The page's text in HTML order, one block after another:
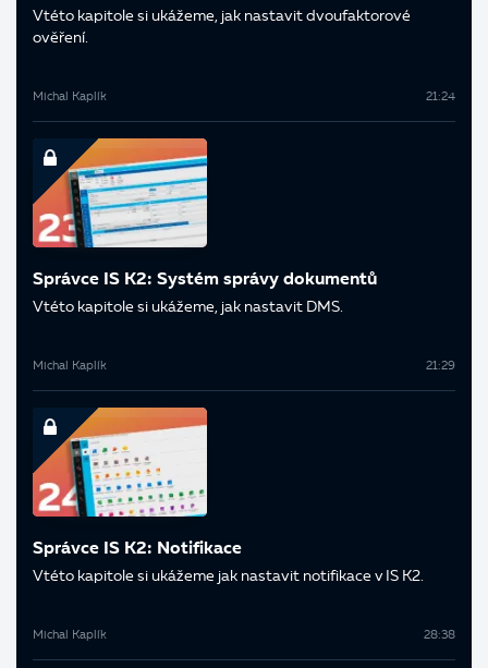
V této kapitole si ukážeme, jak nastavit dvoufaktorové
ověření.
Michal Kaplík 21:24
Správce IS K2: Systém správy dokumentů
V této kapitole si ukážeme, jak nastavit DMS.
Michal Kaplík 21:29
Správce IS K2: Notifikace
V této kapitole si ukážeme jak nastavit notifikace v IS K2.
Michal Kaplík 28:38